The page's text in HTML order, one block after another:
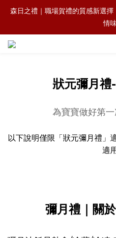
森日之禮｜職場賀禮的質感新選
情
森日之禮｜職場賀禮的質感新選
情
狀元冷凍櫃｜萊爾富暢銷 × 官網
飯糰
森日之禮｜職場賀禮的質感新選
狀元彌月禮
為寶寶做好第
以下說明僅限「狀元彌月禮」
適用
彌月禮｜關